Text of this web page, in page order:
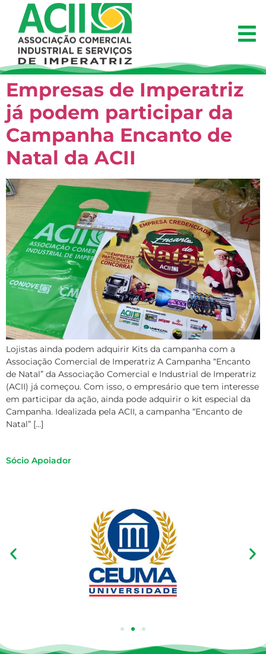
Empresas de Imperatriz
já podem participar da
Campanha Encanto de
Natal da ACII
Lojistas ainda podem adquirir Kits da campanha com a
Associação Comercial de Imperatriz A Campanha “Encanto
de Natal” da Associação Comercial e Industrial de Imperatriz
(ACII) já começou. Com isso, o empresário que tem interesse
em participar da ação, ainda pode adquirir o kit especial da
Campanha. Idealizada pela ACII, a campanha “Encanto de
Natal” […]
Sócio Apoiador